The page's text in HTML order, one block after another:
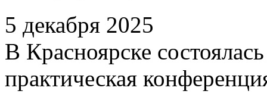
5 декабря 2025
В Красноярске
практическая